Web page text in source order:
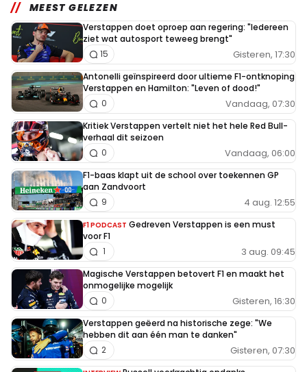
MEEST GELEZEN
Verstappen doet oproep aan regering: "Iedereen
ziet wat autosport teweeg brengt"
Gisteren, 17:30
15
Antonelli geïnspireerd door ultieme F1-ontknoping
Verstappen en Hamilton: "Leven of dood!"
Vandaag, 07:30
0
Kritiek Verstappen vertelt niet het hele Red Bull-
verhaal dit seizoen
Vandaag, 06:00
0
F1-baas klapt uit de school over toekennen GP
aan Zandvoort
4 aug. 12:55
9
F1 PODCAST Gedreven Verstappen is een must
voor F1
3 aug. 09:45
1
Magische Verstappen betovert F1 en maakt het
onmogelijke mogelijk
Gisteren, 16:30
0
Verstappen geëerd na historische zege: "We
hebben dit aan één man te danken"
Gisteren, 07:30
2